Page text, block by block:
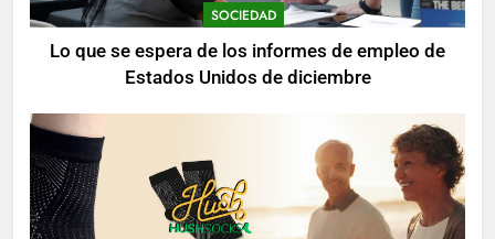
SOCIEDAD
Lo que se espera de los informes de empleo de
Estados Unidos de diciembre